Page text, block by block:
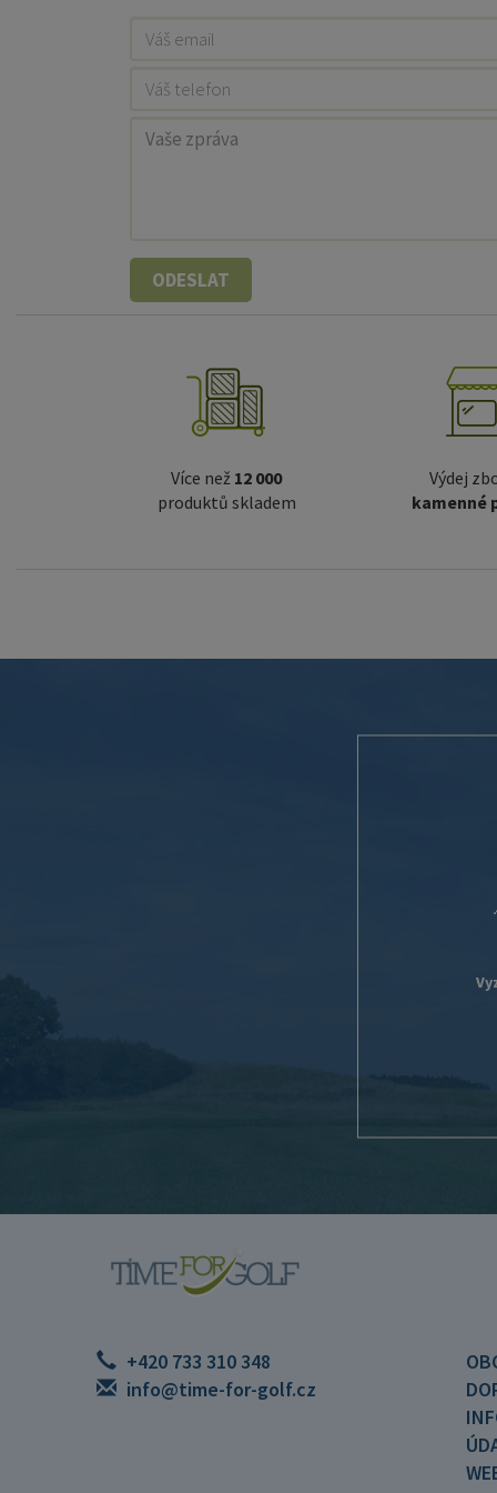
ODESLAT
Více než 12 000
produktů skladem
Výdej
kamenné
+420 733 310 348
info@time-for-golf.cz